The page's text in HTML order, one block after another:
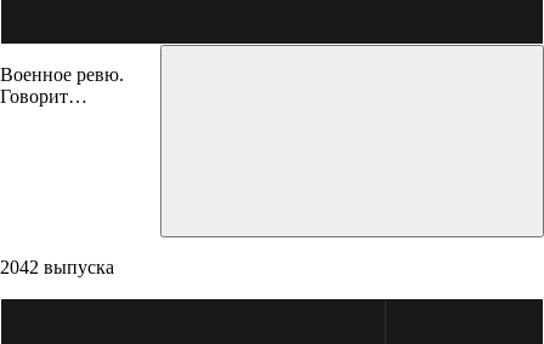
Военное ревю.
Говорит
2042 выпуска